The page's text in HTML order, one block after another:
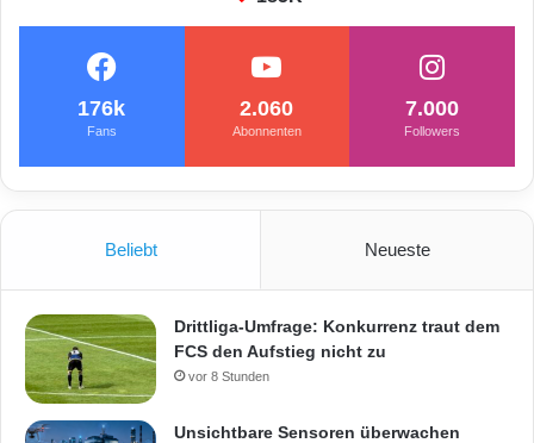
176k
Fans
2.060
Abonnenten
7.000
Followers
Beliebt Neueste
Drittliga-Umfrage: Konkurrenz traut dem
FCS den Aufstieg nicht zu
vor 8 Stunden
Unsichtbare Sensoren überwachen